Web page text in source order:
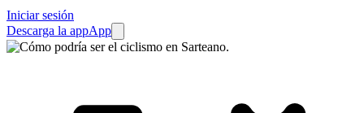
Iniciar sesión
Descarga la appApp